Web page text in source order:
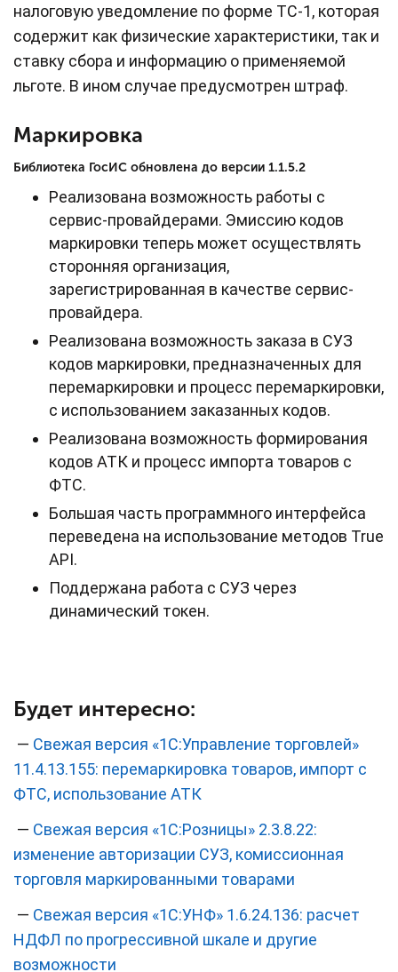
налоговую уведомление по форме ТС-1, которая
содержит как физические характеристики, так и
ставку сбора и информацию о применяемой
льготе. В ином случае предусмотрен штраф.
Маркировка
Библиотека ГосИС обновлена до версии 1.1.5.2
Реализована возможность работы с
сервис-провайдерами. Эмиссию кодов
маркировки теперь может осуществлять
сторонняя организация,
зарегистрированная в качестве сервис-
провайдера.
Реализована возможность заказа в СУЗ
кодов маркировки, предназначенных для
перемаркировки и процесс перемаркировки,
с использованием заказанных кодов.
Реализована возможность формирования
кодов АТК и процесс импорта товаров с
ФТС.
Большая часть программного интерфейса
переведена на использование методов True
API.
Поддержана работа с СУЗ через
динамический токен.
Будет интересно:
— Свежая версия «1С:Управление торговлей»
11.4.13.155: перемаркировка товаров, импорт с
ФТС, использование АТК
— Свежая версия «1С:Розницы» 2.3.8.22:
изменение авторизации СУЗ, комиссионная
торговля маркированными товарами
— Свежая версия «1С:УНФ» 1.6.24.136: расчет
НДФЛ по прогрессивной шкале и другие
возможности